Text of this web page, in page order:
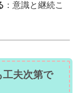
：意識と継続こ
工夫次第で